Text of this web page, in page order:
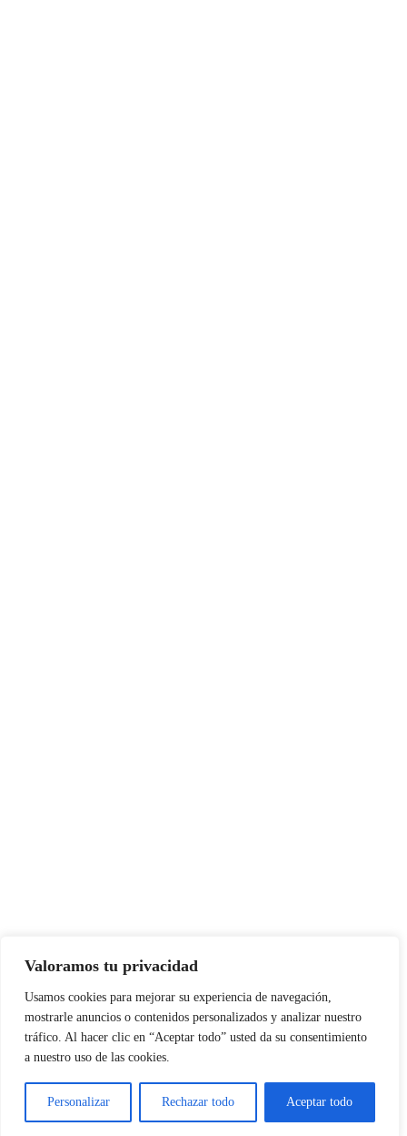
Valoramos tu privacidad
Usamos cookies para mejorar su experiencia de navegación,
mostrarle anuncios o contenidos personalizados y analizar nuestro
tráfico. Al hacer clic en “Aceptar todo” usted da su consentimiento
a nuestro uso de las cookies.
Personalizar Rechazar todo Aceptar todo